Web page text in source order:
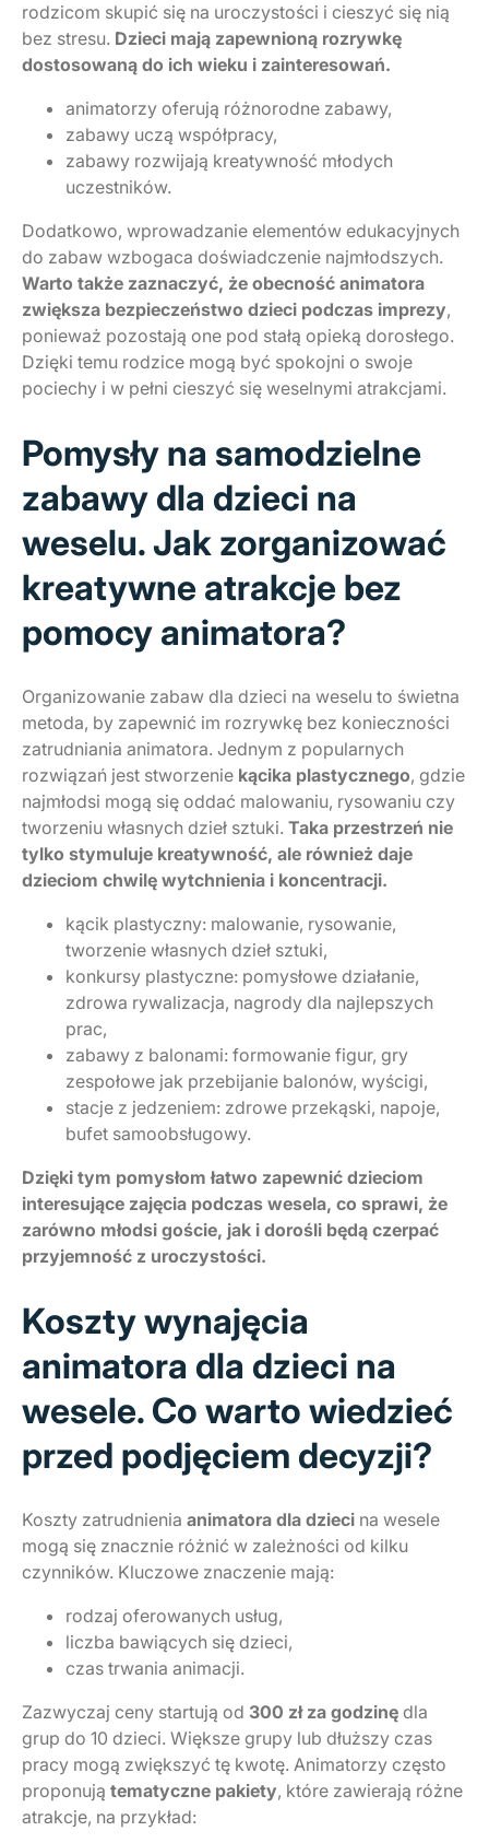
rodzicom skupić się na uroczystości i cieszyć się nią
bez stresu. Dzieci mają zapewnioną rozrywkę
dostosowaną do ich wieku i zainteresowań.
animatorzy oferują różnorodne zabawy,
zabawy uczą współpracy,
zabawy rozwijają kreatywność młodych
uczestników.
Dodatkowo, wprowadzanie elementów edukacyjnych
do zabaw wzbogaca doświadczenie najmłodszych.
Warto także zaznaczyć, że obecność animatora
zwiększa bezpieczeństwo dzieci podczas imprezy,
ponieważ pozostają one pod stałą opieką dorosłego.
Dzięki temu rodzice mogą być spokojni o swoje
pociechy i w pełni cieszyć się weselnymi atrakcjami.
Pomysły na samodzielne
zabawy dla dzieci na
weselu. Jak zorganizować
kreatywne atrakcje bez
pomocy animatora?
Organizowanie zabaw dla dzieci na weselu to świetna
metoda, by zapewnić im rozrywkę bez konieczności
zatrudniania animatora. Jednym z popularnych
rozwiązań jest stworzenie kącika plastycznego, gdzie
najmłodsi mogą się oddać malowaniu, rysowaniu czy
tworzeniu własnych dzieł sztuki. Taka przestrzeń nie
tylko stymuluje kreatywność, ale również daje
dzieciom chwilę wytchnienia i koncentracji.
kącik plastyczny: malowanie, rysowanie,
tworzenie własnych dzieł sztuki,
konkursy plastyczne: pomysłowe działanie,
zdrowa rywalizacja, nagrody dla najlepszych
prac,
zabawy z balonami: formowanie figur, gry
zespołowe jak przebijanie balonów, wyścigi,
stacje z jedzeniem: zdrowe przekąski, napoje,
bufet samoobsługowy.
Dzięki tym pomysłom łatwo zapewnić dzieciom
interesujące zajęcia podczas wesela, co sprawi, że
zarówno młodsi goście, jak i dorośli będą czerpać
przyjemność z uroczystości.
Koszty wynajęcia
animatora dla dzieci na
wesele. Co warto wiedzieć
przed podjęciem decyzji?
Koszty zatrudnienia animatora dla dzieci na wesele
mogą się znacznie różnić w zależności od kilku
czynników. Kluczowe znaczenie mają:
rodzaj oferowanych usług,
liczba bawiących się dzieci,
czas trwania animacji.
Zazwyczaj ceny startują od 300 zł za godzinę dla
grup do 10 dzieci. Większe grupy lub dłuższy czas
pracy mogą zwiększyć tę kwotę. Animatorzy często
proponują tematyczne pakiety, które zawierają różne
atrakcje, na przykład: